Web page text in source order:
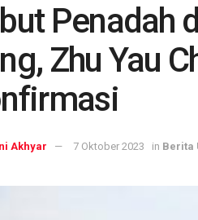
Penadah
Zhu Yau
Akhyar 7 Oktober 2023 in Berita